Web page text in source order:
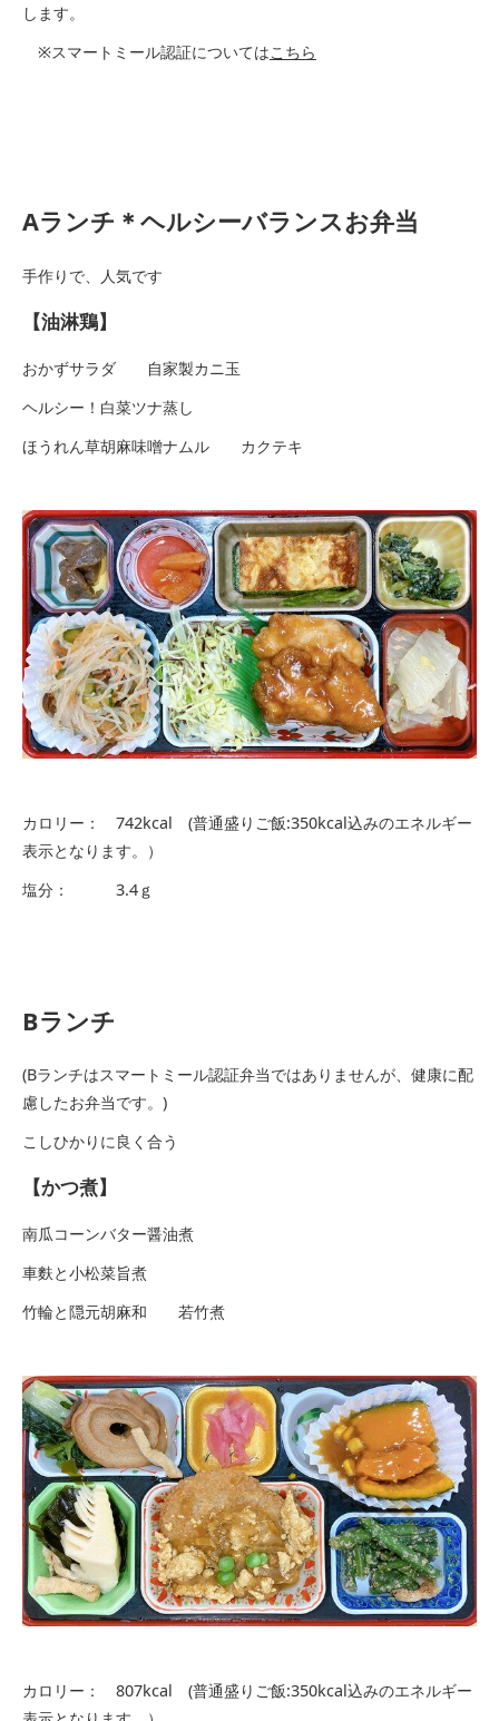
します。
※スマートミール認証についてはこちら
Aランチ＊ヘルシーバランスお弁当
手作りで、人気です
【油淋鶏】
おかずサラダ 自家製カニ玉
ヘルシー！白菜ツナ蒸し
ほうれん草胡麻味噌ナムル カクテキ
カロリー： 742kcal (普通盛りご飯:350kcal込みのエネルギー
表示となります。）
塩分： 3.4ｇ
Bランチ
(Bランチはスマートミール認証弁当ではありませんが、健康に配
慮したお弁当です。)
こしひかりに良く合う
【かつ煮】
南瓜コーンバター醤油煮
車麩と小松菜旨煮
竹輪と隠元胡麻和 若竹煮
カロリー： 807kcal (普通盛りご飯:350kcal込みのエネルギー